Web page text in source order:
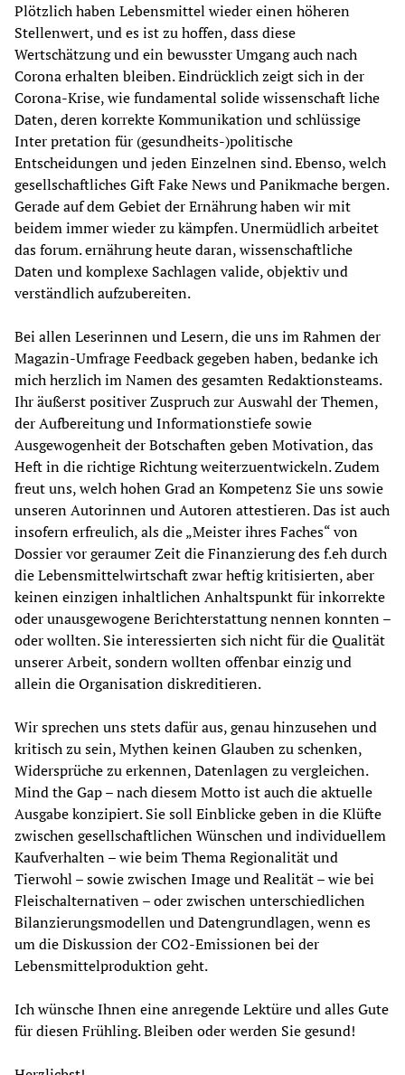
Plötzlich haben Lebensmittel wieder einen höheren
Stellenwert, und es ist zu hoffen, dass diese
Wertschätzung und ein bewusster Umgang auch nach
Corona erhalten bleiben. Eindrücklich zeigt sich in der
Corona-Krise, wie fundamental solide wissenschaft liche
Daten, deren korrekte Kommunikation und schlüssige
Inter pretation für (gesundheits-)politische
Entscheidungen und jeden Einzelnen sind. Ebenso, welch
gesellschaftliches Gift Fake News und Panikmache bergen.
Gerade auf dem Gebiet der Ernährung haben wir mit
beidem immer wieder zu kämpfen. Unermüdlich arbeitet
das forum. ernährung heute daran, wissenschaftliche
Daten und komplexe Sachlagen valide, objektiv und
verständlich aufzubereiten.
Bei allen Leserinnen und Lesern, die uns im Rahmen der
Magazin-Umfrage Feedback gegeben haben, bedanke ich
mich herzlich im Namen des gesamten Redaktionsteams.
Ihr äußerst positiver Zuspruch zur Auswahl der Themen,
der Aufbereitung und Informationstiefe sowie
Ausgewogenheit der Botschaften geben Motivation, das
Heft in die richtige Richtung weiterzuentwickeln. Zudem
freut uns, welch hohen Grad an Kompetenz Sie uns sowie
unseren Autorinnen und Autoren attestieren. Das ist auch
insofern erfreulich, als die „Meister ihres Faches“ von
Dossier vor geraumer Zeit die Finanzierung des f.eh durch
die Lebensmittelwirtschaft zwar heftig kritisierten, aber
keinen einzigen inhaltlichen Anhaltspunkt für inkorrekte
oder unausgewogene Berichterstattung nennen konnten –
oder wollten. Sie interessierten sich nicht für die Qualität
unserer Arbeit, sondern wollten offenbar einzig und
allein die Organisation diskreditieren.
Wir sprechen uns stets dafür aus, genau hinzusehen und
kritisch zu sein, Mythen keinen Glauben zu schenken,
Widersprüche zu erkennen, Datenlagen zu vergleichen.
Mind the Gap – nach diesem Motto ist auch die aktuelle
Ausgabe konzipiert. Sie soll Einblicke geben in die Klüfte
zwischen gesellschaftlichen Wünschen und individuellem
Kaufverhalten – wie beim Thema Regionalität und
Tierwohl – sowie zwischen Image und Realität – wie bei
Fleischalternativen – oder zwischen unterschiedlichen
Bilanzierungsmodellen und Datengrundlagen, wenn es
um die Diskussion der CO2-Emissionen bei der
Lebensmittelproduktion geht.
Ich wünsche Ihnen eine anregende Lektüre und alles Gute
für diesen Frühling. Bleiben oder werden Sie gesund!